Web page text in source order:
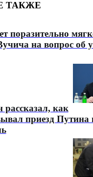
ТАКЖЕ
поразительно
на вопрос об
рассказал, как
приезд Путина